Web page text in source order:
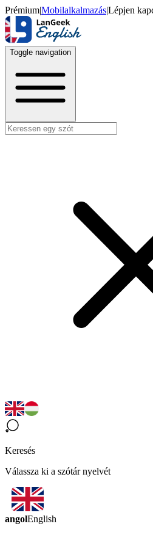
Prémium|Mobilalkalmazás|Lépjen
Toggle navigation
Keresés
Válassza ki a szótár nyelvét
angolEnglish